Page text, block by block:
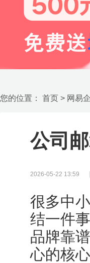
您的位置： 首页 > 网易
公司
2026-05-22 13:59
很多中
结一件
品牌靠
心的核